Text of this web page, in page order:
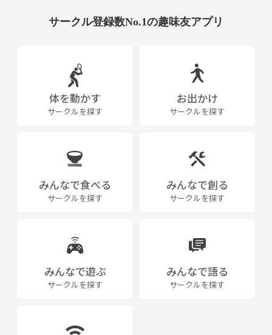
か話さない等)サークル登録数No.1の趣味友アプリ
体を動かす
サークルを探す
お出かけ
サークルを探す
みんなで食べる
サークルを探す
みんなで創る
サークルを探す
みんなで遊ぶ
サークルを探す
みんなで語る
サークルを探す